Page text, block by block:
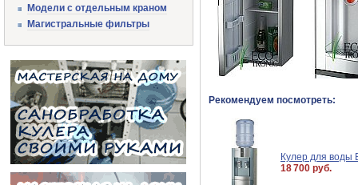
Рекомендуем посмотреть:
Кулер для воды
18 700 руб.
Модели с отдельным краном
Магистральные фильтры